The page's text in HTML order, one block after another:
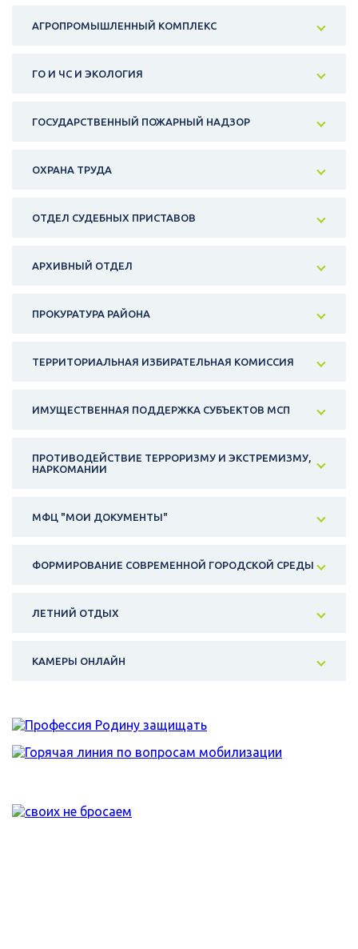
АГРОПРОМЫШЛЕННЫЙ КОМПЛЕКС
ГО И ЧС И ЭКОЛОГИЯ
ГОСУДАРСТВЕННЫЙ ПОЖАРНЫЙ НАДЗОР
ОХРАНА ТРУДА
ОТДЕЛ СУДЕБНЫХ ПРИСТАВОВ
АРХИВНЫЙ ОТДЕЛ
ПРОКУРАТУРА РАЙОНА
ТЕРРИТОРИАЛЬНАЯ ИЗБИРАТЕЛЬНАЯ КОМИССИЯ
ИМУЩЕСТВЕННАЯ ПОДДЕРЖКА СУБЪЕКТОВ МСП
ПРОТИВОДЕЙСТВИЕ ТЕРРОРИЗМУ И ЭКСТРЕМИЗМУ,
НАРКОМАНИИ
МФЦ "МОИ ДОКУМЕНТЫ"
ФОРМИРОВАНИЕ СОВРЕМЕННОЙ ГОРОДСКОЙ СРЕДЫ
ЛЕТНИЙ ОТДЫХ
КАМЕРЫ ОНЛАЙН